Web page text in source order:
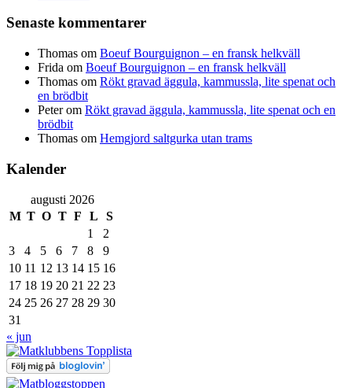
Senaste kommentarer
Thomas om Boeuf Bourguignon – en fransk helkväll
Frida om Boeuf Bourguignon – en fransk helkväll
Thomas om Rökt gravad äggula, kammussla, lite spenat och
en brödbit
Peterom Rökt gravad äggula, kammussla, lite spenat och en
brödbit
Thomas om Hemgjord saltgurka utan trams
Kalender
augusti 2026
M T O T F L
S
1
2
3
4 5 6 7 8
9
10 11 12 13 14 15 16
17 18 19 20 21 22 23
24 25 26 27 28 29 30
31
« jun